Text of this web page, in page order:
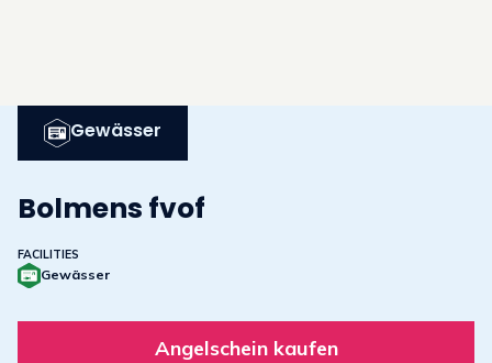
Gewässer
Bolmens fvof
FACILITIES
Gewässer
Angelschein kaufen